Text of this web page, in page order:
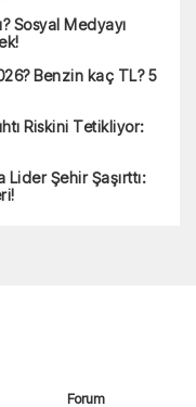
Mehmet Efendi